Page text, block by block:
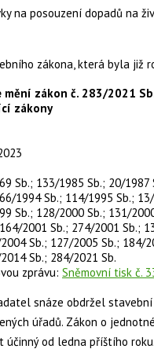
na posouzení dopadů na
zákona, která byla již
zákon č. 283/2021
zákony
Sb.; 133/1985 Sb.; 20/1987
1994 Sb.; 114/1995 Sb.;
Sb.; 128/2000 Sb.; 131/
2001 Sb.; 274/2001 Sb.;
Sb.; 127/2005 Sb.; 184/
Sb.; 284/2021 Sb.
zprávu: Sněmovní tisk č.
snáze obdržel
úřadů. Zákon o
účinný od ledna příštího roku.